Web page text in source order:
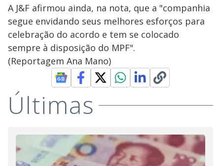
A J&F afirmou ainda, na nota, que a "companhia
segue envidando seus melhores esforços para
celebração do acordo e tem se colocado
sempre à disposição do MPF".
(Reportagem Ana Mano)
Últimas